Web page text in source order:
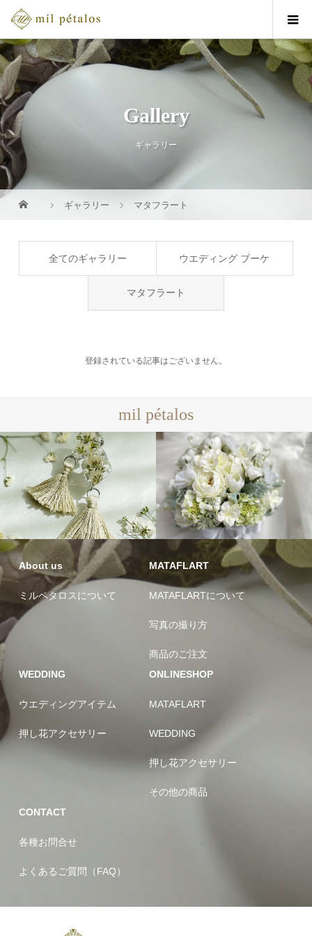
Gallery
ギャラリー
ギャラリー マタフラート
全てのギャラリー ウエディング ブーケ
マタフラート
登録されている記事はございません。
mil pétalos
About us
ミルペタロスについて
MATAFLART
MATAFLARTについて
写真の撮り方
商品のご注文
WEDDING
ウエディングアイテム
押し花アクセサリー
ONLINESHOP
MATAFLART
WEDDING
押し花アクセサリー
その他の商品
CONTACT
各種お問合せ
よくあるご質問（FAQ）